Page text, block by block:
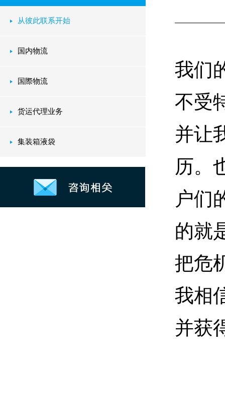
我们
不受
并让
历。
户们
的就
把危
我相
并获
从彼此联系开始
国内物流
国際物流
货运代理业务
集装箱液袋